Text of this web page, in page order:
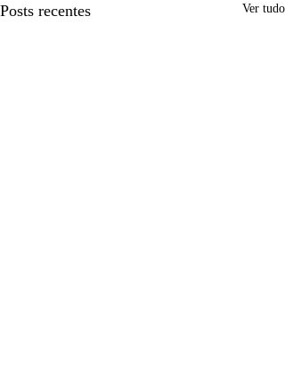
Posts recentes Ver tudo